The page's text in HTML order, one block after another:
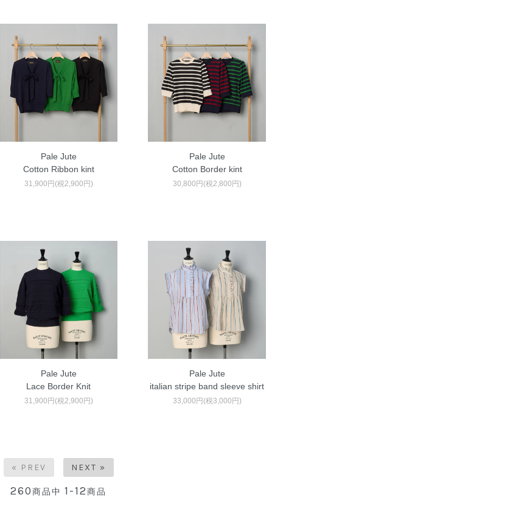
Pale Jute
Cotton Ribbon kint
31,900円(税2,900円)
Pale Jute
Cotton Border kint
30,800円(税2,800円)
Pale Jute
Lace Border Knit
31,900円(税2,900円)
Pale Jute
italian stripe band sleeve shirt
33,000円(税3,000円)
« PREV NEXT »
260商品中 1-12商品